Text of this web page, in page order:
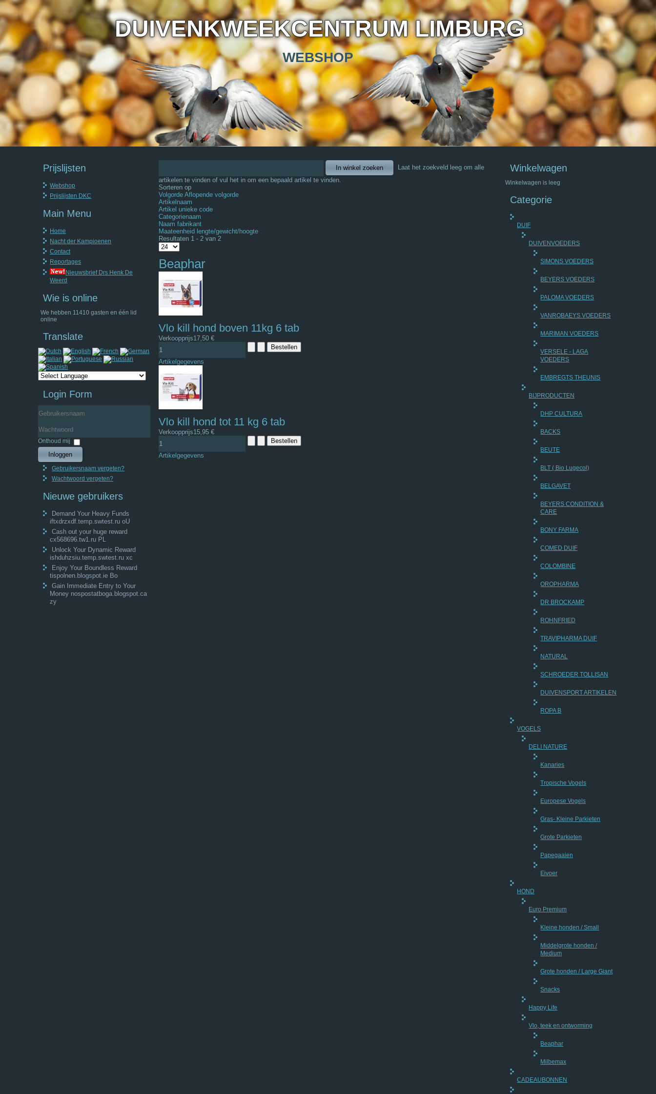
DUIVENKWEEKCENTRUM LIMBURG
WEBSHOP
Prijslijsten
Webshop
Prijslijsten DKC
Main Menu
Home
Nacht der Kampioenen
Contact
Reportages
Nieuwsbrief Drs Henk De
Weerd
Wie is online
We hebben 11410 gasten en één lid
online
Translate
Login Form
Wachtwoord
Onthoud mij
Inloggen
Gebruikersnaam vergeten?
Wachtwoord vergeten?
Nieuwe gebruikers
Demand Your Heavy Funds
iftxdrzxdf.temp.swtest.ru oU
Cash out your huge reward
cx568696.tw1.ru PL
Unlock Your Dynamic Reward
ishduhzsiu.temp.swtest.ru xc
Enjoy Your Boundless Reward
tispolnen.blogspot.ie Bo
Gain Immediate Entry to Your
Money nospostatboga.blogspot.ca
zy
Laat het zoekveld leeg om alle
artikelen te vinden of vul het in om een bepaald artikel te vinden.
Sorteren op
Volgorde Aflopende volgorde
Artikelnaam
Artikel unieke code
Categorienaam
Naam fabrikant
Maateenheid lengte/gewicht/hoogte
Resultaten 1 - 2 van 2
Beaphar
Vlo kill hond boven 11kg 6 tab
Verkoopprijs17,50 €
Artikelgegevens
Vlo kill hond tot 11 kg 6 tab
Verkoopprijs15,95 €
Artikelgegevens
Winkelwagen
Winkelwagen is leeg
Categorie
DUIF
DUIVENVOEDERS
SIMONS VOEDERS
BEYERS VOEDERS
PALOMA VOEDERS
VANROBAEYS VOEDERS
MARIMAN VOEDERS
VERSELE - LAGA
VOEDERS
EMBREGTS THEUNIS
BIJPRODUCTEN
DHP CULTURA
BACKS
BEUTE
BLT ( Bio Lugecol)
BELGAVET
BEYERS CONDITION &
CARE
BONY FARMA
COMED DUIF
COLOMBINE
OROPHARMA
DR BROCKAMP
ROHNFRIED
TRAVIPHARMA DUIF
NATURAL
SCHROEDER TOLLISAN
DUIVENSPORT ARTIKELEN
ROPA B
VOGELS
DELI NATURE
Kanaries
Tropische Vogels
Europese Vogels
Gras- Kleine Parkieten
Grote Parkieten
Papegaaien
Eivoer
HOND
Euro Premium
Kleine honden / Small
Middelgrote honden /
Medium
Grote honden / Large Giant
Snacks
Happy Life
Vlo, teek en ontworming
Beaphar
Milbemax
CADEAUBONNEN